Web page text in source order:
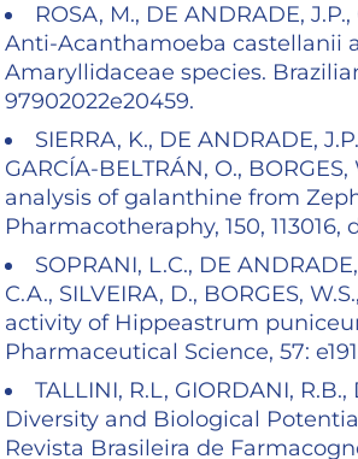
ROSA, M., DE ANDRADE, J.P.,
Anti-Acanthamoeba castellanii
Amaryllidaceae species.
97902022e20459.
SIERRA, K., DE ANDRADE,
GARCÍA-BELTRÁN, O.,
analysis of galanthine from
Pharmacotheraphy, 150, 113016,
SOPRANI, L.C., DE
C.A., SILVEIRA, D., BORGES,
activity of Hippeastrum
Pharmaceutical Science, 57:
TALLINI, R.L, GIORDANI,
Diversity and Biological
Revista Brasileira de